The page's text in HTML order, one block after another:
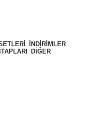
İNDIRIMLER
DIĞER